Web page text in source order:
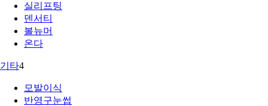
실리프팅
덴서티
볼뉴머
온다
기타4
모발이식
반영구눈썹